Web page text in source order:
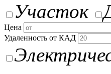
Участок
Цена
Удаленность от КАД